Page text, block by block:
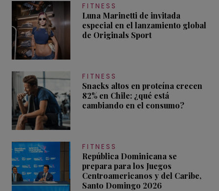
FITNESS
Luna Marinetti de invitada
especial en el lanzamiento global
de Originals Sport
FITNESS
Snacks altos en proteína crecen
82% en Chile: ¿qué está
cambiando en el consumo?
FITNESS
República Dominicana se
prepara para los Juegos
Centroamericanos y del Caribe,
Santo Domingo 2026